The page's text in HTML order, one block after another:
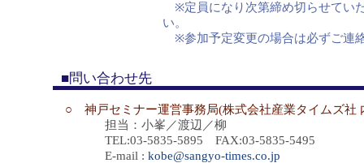
※定員になり次第締め切らせてい
い。
※参加予定変更の場合は必ずご連
■問い合わせ先
○ 神戸セミナー運営事務局(株式会社産業タイムズ社
担当：小峯／渡辺／柳
TEL:03-5835-5895 FAX:03-5835-5495
E-mail : kobe@sangyo-times.co.jp